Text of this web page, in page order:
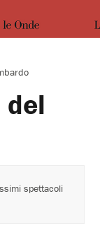
del
spettacoli